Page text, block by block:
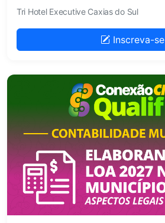
Tri Hotel Executive Caxias do Sul
Inscreva-se